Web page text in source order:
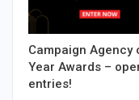
Campaign Agency
Year Awards –
entries!